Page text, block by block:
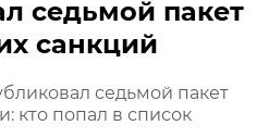
седьмой пакет
санкций
седьмой пакет
кто попал в список